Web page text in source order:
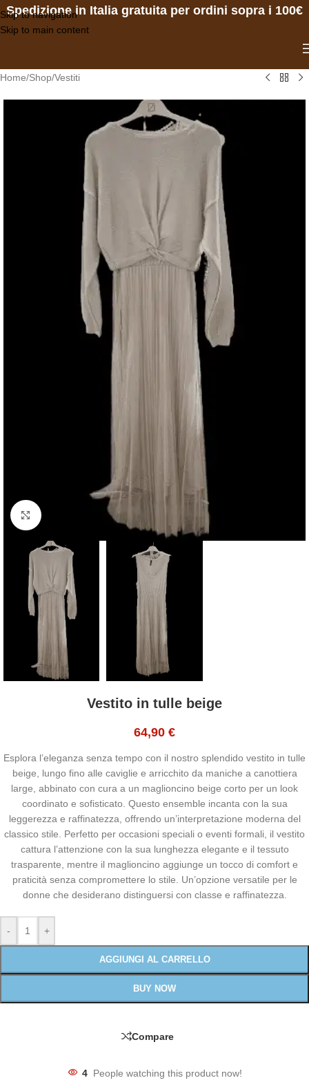
Skip to navigation
Skip to main content
Spedizione in Italia gratuita per ordini sopra i 100€
Home/Shop/Vestiti
Click to enlarge
Vestito in tulle beige
64,90 €
Esplora l’eleganza senza tempo con il nostro splendido vestito in tulle
beige, lungo fino alle caviglie e arricchito da maniche a canottiera
large, abbinato con cura a un maglioncino beige corto per un look
coordinato e sofisticato. Questo ensemble incanta con la sua
leggerezza e raffinatezza, offrendo un’interpretazione moderna del
classico stile. Perfetto per occasioni speciali o eventi formali, il vestito
cattura l’attenzione con la sua lunghezza elegante e il tessuto
trasparente, mentre il maglioncino aggiunge un tocco di comfort e
praticità senza compromettere lo stile. Un’opzione versatile per le
donne che desiderano distinguersi con classe e raffinatezza.
- +
AGGIUNGI AL CARRELLO
BUY NOW
Compare
4 People watching this product now!